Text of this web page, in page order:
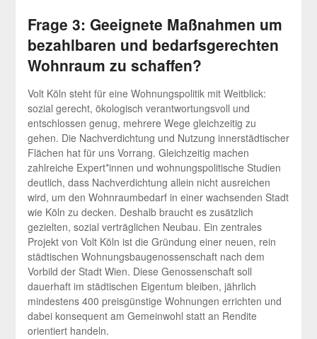
Frage 3: Geeignete Maßnahmen um
bezahlbaren und bedarfsgerechten
Wohnraum zu schaffen?
Volt Köln steht für eine Wohnungspolitik mit Weitblick:
sozial gerecht, ökologisch verantwortungsvoll und
entschlossen genug, mehrere Wege gleichzeitig zu
gehen. Die Nachverdichtung und Nutzung innerstädtischer
Flächen hat für uns Vorrang. Gleichzeitig machen
zahlreiche Expert*innen und wohnungspolitische Studien
deutlich, dass Nachverdichtung allein nicht ausreichen
wird, um den Wohnraumbedarf in einer wachsenden Stadt
wie Köln zu decken. Deshalb braucht es zusätzlich
gezielten, sozial verträglichen Neubau. Ein zentrales
Projekt von Volt Köln ist die Gründung einer neuen, rein
städtischen Wohnungsbaugenossenschaft nach dem
Vorbild der Stadt Wien. Diese Genossenschaft soll
dauerhaft im städtischen Eigentum bleiben, jährlich
mindestens 400 preisgünstige Wohnungen errichten und
dabei konsequent am Gemeinwohl statt an Rendite
orientiert handeln.